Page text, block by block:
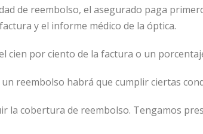
de reembolso, el asegurado paga
y el informe médico de la óptica.
cien por ciento de la factura o un
reembolso habrá que cumplir ciertas
la cobertura de reembolso. Tengamos